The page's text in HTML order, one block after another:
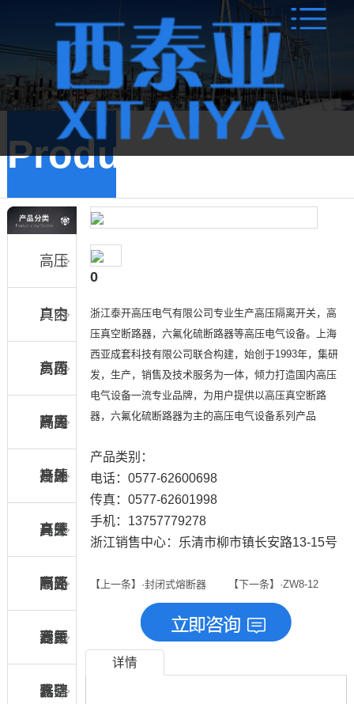
Products
高压
真空
负荷
开关
户内
高压
隔离
开关
户内
高压
接地
开关
户内
高压
真空
断路
器
户外
高压
隔离
开关
户外
高压
六氟
化硫
户外
高压
真空
避雷
器、
跌落
0
浙江泰开高压电气有限公司专业生产高压隔离开关，高
压真空断路器，六氟化硫断路器等高压电气设备。上海
西亚成套科技有限公司联合构建，始创于1993年，集研
发，生产，销售及技术服务为一体，倾力打造国内高压
电气设备一流专业品牌，为用户提供以高压真空断路
器，六氟化硫断路器为主的高压电气设备系列产品
产品类别：
电话：0577-62600698
传真：0577-62601998
手机：13757779278
浙江销售中心：乐清市柳市镇长安路13-15号
【上一条】·封闭式熔断器 【下一条】·ZW8-12
详情